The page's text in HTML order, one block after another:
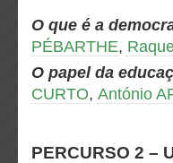
O que é a
PÉBARTHE,
O papel da
CURTO, António
PERCURSO 2 –